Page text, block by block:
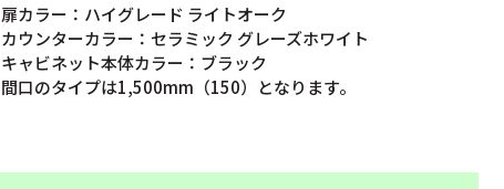
扉カラー：ハイグレード ライトオーク
カウンターカラー：セラミック グレーズホワイト
キャビネット本体カラー：ブラック
間口のタイプは1,500mm（150）となります。